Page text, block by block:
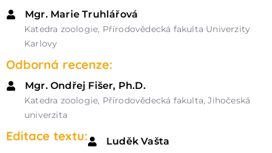
Mgr. Marie Truhlářová
Katedra zoologie, Přírodovědecká fakulta Univerzity
Karlovy
Odborná recenze:
Mgr. Ondřej Fišer, Ph.D.
Katedra zoologie, Přírodovědecká fakulta, Jihočeská
univerzita
Editace textu: Luděk Vašta